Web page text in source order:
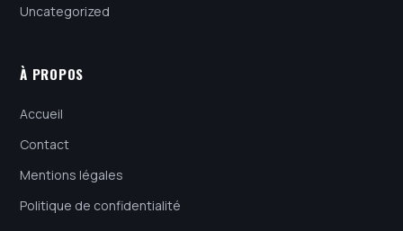
Uncategorized
À PROPOS
Accueil
Contact
Mentions légales
Politique de confidentialité